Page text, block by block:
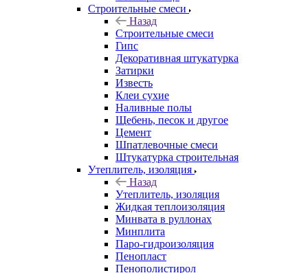
Строительные смеси
Назад
Строительные смеси
Гипс
Декоративная штукатурка
Затирки
Известь
Клеи сухие
Наливные полы
Щебень, песок и другое
Цемент
Шпатлевочные смеси
Штукатурка строительная
Утеплитель, изоляция
Назад
Утеплитель, изоляция
Жидкая теплоизоляция
Минвата в руллонах
Минплита
Паро-гидроизоляция
Пенопласт
Пенополистирол